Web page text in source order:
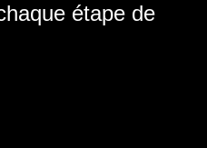
étape de